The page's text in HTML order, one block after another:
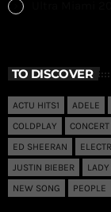
TO DISCOVER
ACTU HITS1 ADELE
COLDPLAY
CONCERT
ED SHEERAN
JUSTIN BIEBER
NEW SONG
PEOPLE